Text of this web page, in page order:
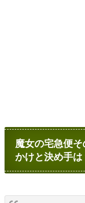
魔女の宅急便
かけと決め手は